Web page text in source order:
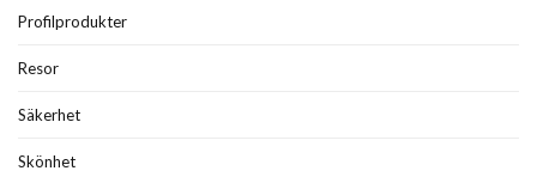
Profilprodukter
Resor
Säkerhet
Skönhet